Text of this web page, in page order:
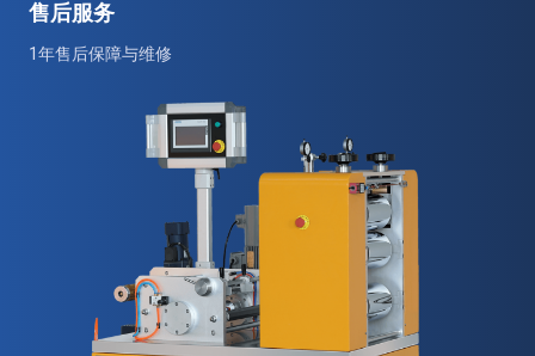
售后服务
1年售后保障与维修